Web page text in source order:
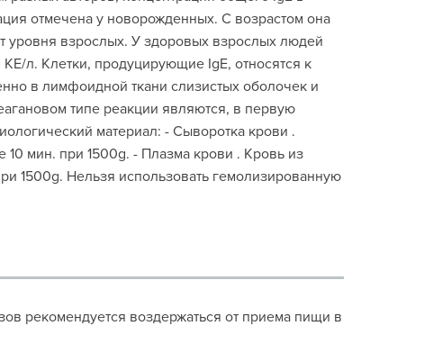
отмечена у новорожденных. С возрастом она
уровня взрослых. У здоровых взрослых людей
л. Клетки, продуцирующие IgE, относятся к
в лимфоидной ткани слизистых оболочек и
типе реакции являются, в первую
материал: - Сыворотка крови .
мин. при 1500g. - Плазма крови . Кровь из
1500g. Нельзя использовать гемолизированную
рекомендуется воздержаться от приема пищи в